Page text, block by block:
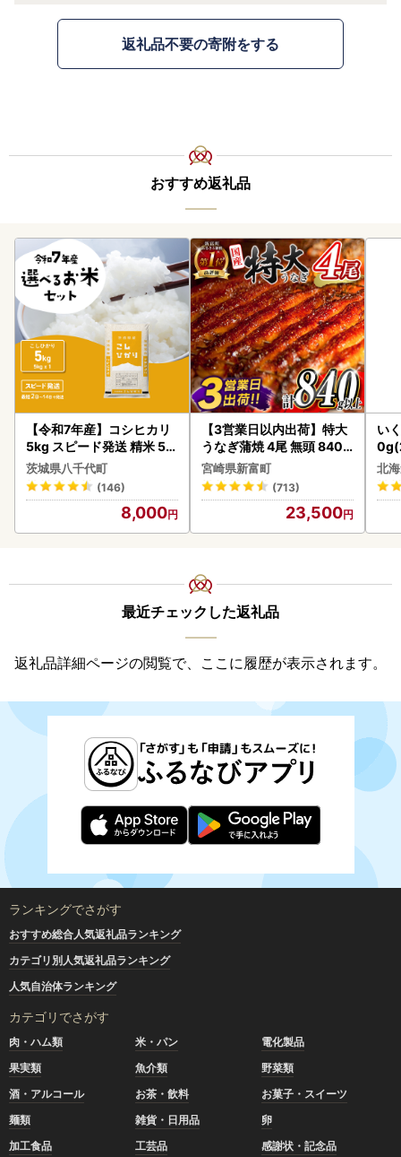
返礼品不要の寄附をする
おすすめ返礼品
【令和7年産】コシヒカリ
5kg スピード発送 精米 5k
g x 1袋 白米 茨城県 八千代
町
茨城県八千代町
(146)
8,000
【3営業日以内出荷】特大
うなぎ蒲焼 4尾 無頭 840g
以上 C388-840-3D
宮崎県新富町
(713)
23,500
い
2-
北
最近チェックした返礼品
返礼品詳細ページの閲覧で、ここに履歴が表示されます。
ランキングでさがす
おすすめ総合人気返礼品ランキング
カテゴリ別人気返礼品ランキング
人気自治体ランキング
カテゴリでさがす
肉・ハム類 米・パン
電化製品
果実類
魚介類
野菜類
酒・アルコール
お茶・飲料
お菓子・スイーツ
麺類
雑貨・日用品
卵
加工食品
工芸品
感謝状・記念品